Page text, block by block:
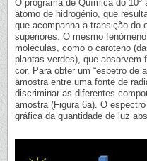
O programa de Química do
átomo de hidrogénio, que
que acompanha a transição do
superiores. O mesmo
moléculas, como o caroteno
plantas verdes), que
cor. Para obter um “espetro de
amostra entre uma fonte de
discriminar as diferentes
amostra (Figura 6a). O
gráfica da quantidade de luz